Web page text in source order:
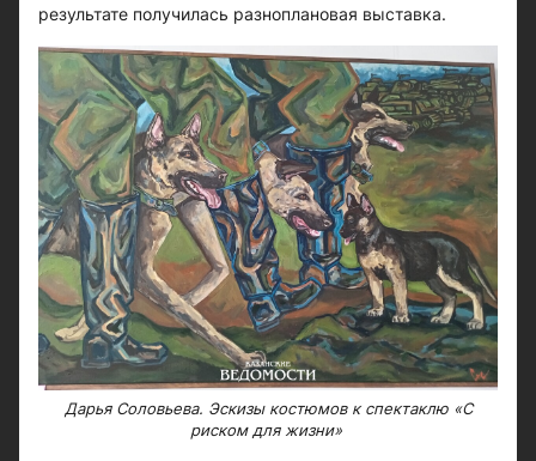
результате получилась разноплановая выставка.
Дарья Соловьева. Эскизы костюмов к спектаклю «С
риском для жизни»